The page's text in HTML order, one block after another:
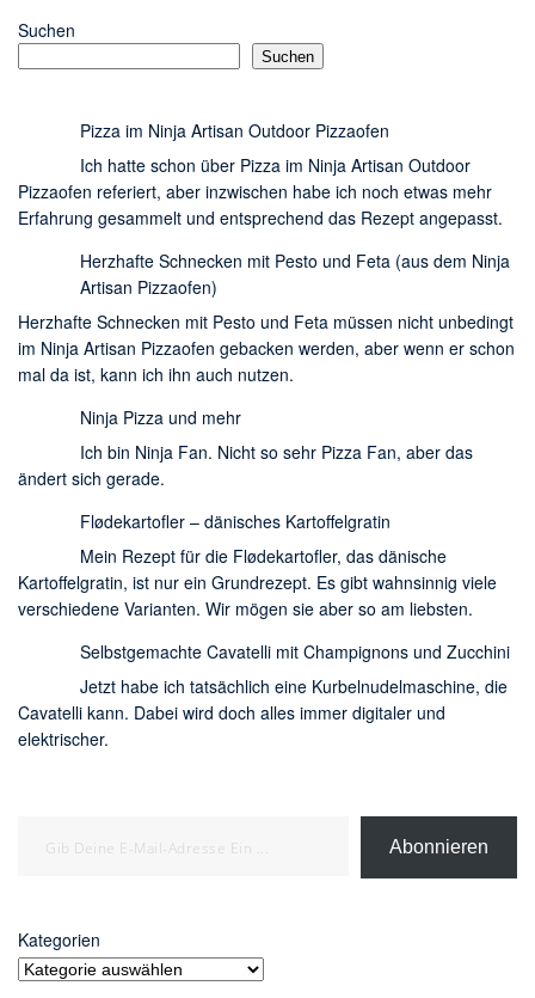
Suchen
Suchen
Pizza im Ninja Artisan Outdoor Pizzaofen
Ich hatte schon über Pizza im Ninja Artisan Outdoor
Pizzaofen referiert, aber inzwischen habe ich noch etwas mehr
Erfahrung gesammelt und entsprechend das Rezept angepasst.
Herzhafte Schnecken mit Pesto und Feta (aus dem Ninja
Artisan Pizzaofen)
Herzhafte Schnecken mit Pesto und Feta müssen nicht unbedingt
im Ninja Artisan Pizzaofen gebacken werden, aber wenn er schon
mal da ist, kann ich ihn auch nutzen.
Ninja Pizza und mehr
Ich bin Ninja Fan. Nicht so sehr Pizza Fan, aber das
ändert sich gerade.
Flødekartofler – dänisches Kartoffelgratin
Mein Rezept für die Flødekartofler, das dänische
Kartoffelgratin, ist nur ein Grundrezept. Es gibt wahnsinnig viele
verschiedene Varianten. Wir mögen sie aber so am liebsten.
Selbstgemachte Cavatelli mit Champignons und Zucchini
Jetzt habe ich tatsächlich eine Kurbelnudelmaschine, die
Cavatelli kann. Dabei wird doch alles immer digitaler und
elektrischer.
Abonnieren
Kategorien